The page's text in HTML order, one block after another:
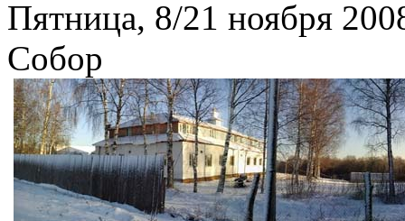
Пятница, 8/21 ноября
Собор